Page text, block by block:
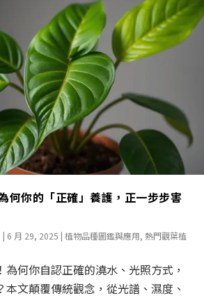
何你的「正確」養護，正一步步害
| 6 月 29, 2025 | 植物品種圖鑑與應用, 熱門觀葉植
何你自認正確的澆水、光照方式，
本文顛覆傳統觀念，從光譜、濕度、